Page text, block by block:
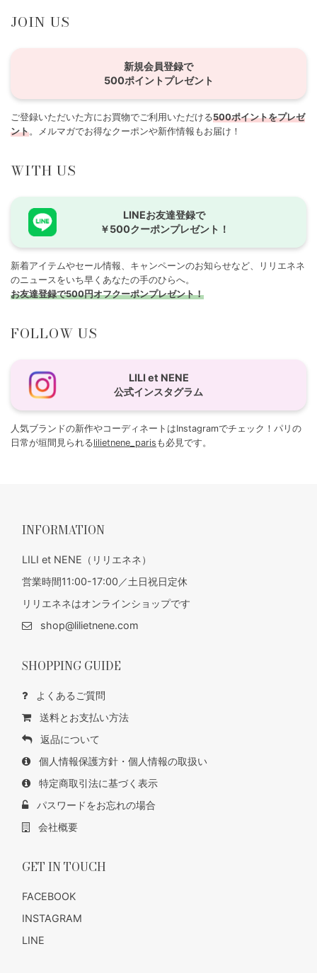
JOIN US
新規会員登録で
500ポイントプレゼント
ご登録いただいた方にお買物でご利用いただける500ポイントをプレゼ
ント。メルマガでお得なクーポンや新作情報もお届け！
WITH US
LINEお友達登録で
￥500クーポンプレゼント！
新着アイテムやセール情報、キャンペーンのお知らせなど、リリエネネ
のニュースをいち早くあなたの手のひらへ。
お友達登録で500円オフクーポンプレゼント！
FOLLOW US
LILI et NENE
公式インスタグラム
人気ブランドの新作やコーディネートはInstagramでチェック！パリの
日常が垣間見られるlilietnene_paris も必見です。
INFORMATION
LILI et NENE（リリエネネ）
営業時間11:00-17:00／土日祝日定休
リリエネネはオンラインショップです
shop@lilietnene.com
SHOPPING GUIDE
よくあるご質問
送料とお支払い方法
返品について
個人情報保護方針・個人情報の取扱い
特定商取引法に基づく表示
パスワードをお忘れの場合
会社概要
GET IN TOUCH
FACEBOOK
INSTAGRAM
LINE